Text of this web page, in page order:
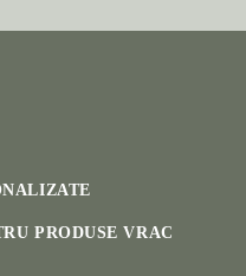
PRODUSE VRAC